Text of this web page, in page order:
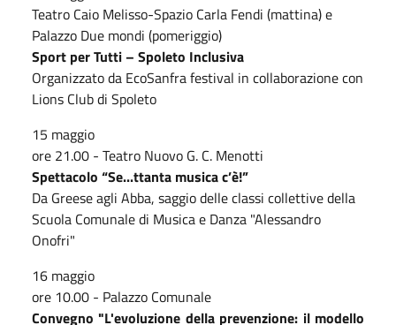
Teatro Caio Melisso-Spazio Carla Fendi (mattina) e
Palazzo Due mondi (pomeriggio)
Sport per Tutti – Spoleto Inclusiva
Organizzato da EcoSanfra festival in collaborazione con
Lions Club di Spoleto
15 maggio
ore 21.00 - Teatro Nuovo G. C. Menotti
Spettacolo “Se...ttanta musica c’è!”
Da Greese agli Abba, saggio delle classi collettive della
Scuola Comunale di Musica e Danza "Alessandro
Onofri"
16 maggio
ore 10.00 - Palazzo Comunale
Convegno "L'evoluzione della prevenzione: il modello